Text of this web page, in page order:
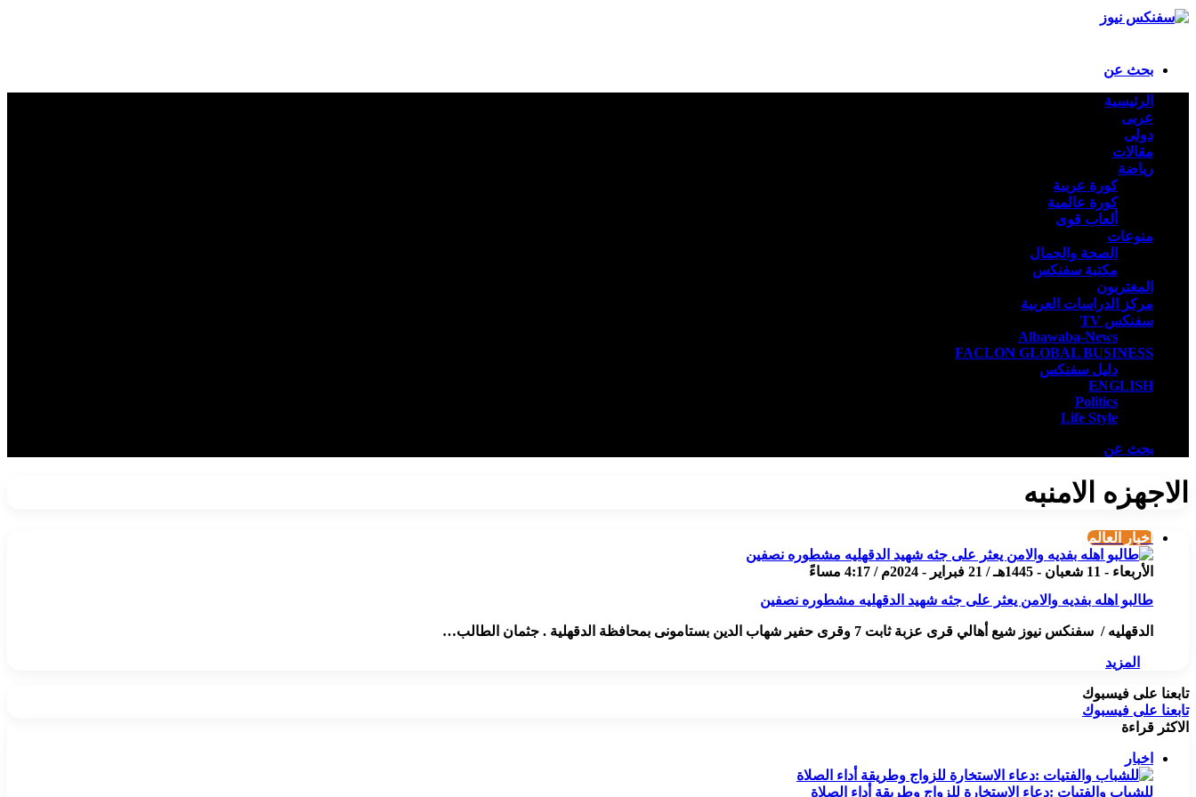
بحث عن
الرئيسية
عربى
دولى
مقالات
رياضة
كورة عربية
كورة عالمية
ألعاب قوى
منوعات
الصحة والجمال
مكتبة سفنكس
المغتربون
مركز الدراسات العربية
سفنكس TV
Albawaba-News
FACLON GLOBAL BUSINESS
دليل سفنكس
ENGLISH
Politics
Life Style
بحث عن
الاجهزه الامنبه
أخبار العالم
الأربعاء - 11 شعبان - 1445هـ / 21 فبراير - 2024م / 4:17 مساءً
طالبو اهله بفديه والامن يعثر على جثه شهيد الدقهليه مشطوره نصفين
الدقهليه / سفنكس نيوز شيع أهالي قرى عزبة ثابت 7 وقرى حفير شهاب الدين بستامونى بمحافظة الدقهلية . جثمان الطالب…
المزيد
تابعنا على فيسبوك
تابعنا على فيسبوك
الاكثر قراءة
اخبار
للشباب والفتيات :دعاء الاستخارة للزواج وطريقة أداء الصلاة